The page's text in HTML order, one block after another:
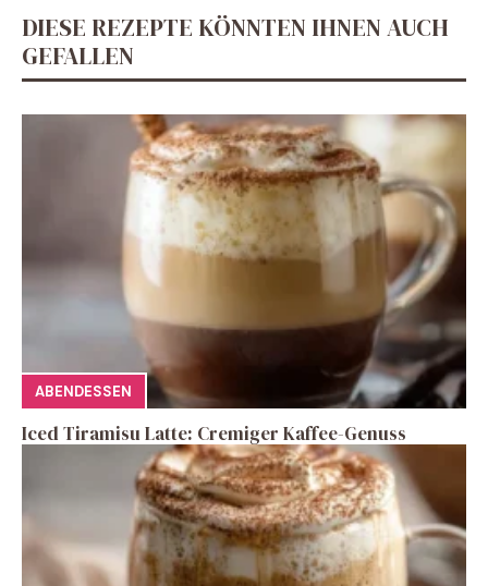
DIESE REZEPTE KÖNNTEN IHNEN AUCH
GEFALLEN
ABENDESSEN
Iced Tiramisu Latte: Cremiger Kaffee-Genuss